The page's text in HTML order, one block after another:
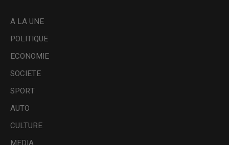
A LA UNE
POLITIQUE
ECONOMIE
SOCIETE
SPORT
AUTO
CULTURE